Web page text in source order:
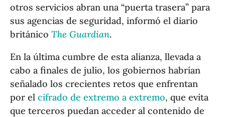
otros servicios abran una “puerta trasera” para
sus agencias de seguridad, informó el diario
británicoThe Guardian.
En la última cumbre de esta alianza, llevada a
cabo a finales de julio, los gobiernos habrían
señalado los crecientes retos que enfrentan
por elcifrado de extremo a extremo, que evita
que terceros puedan acceder al contenido de